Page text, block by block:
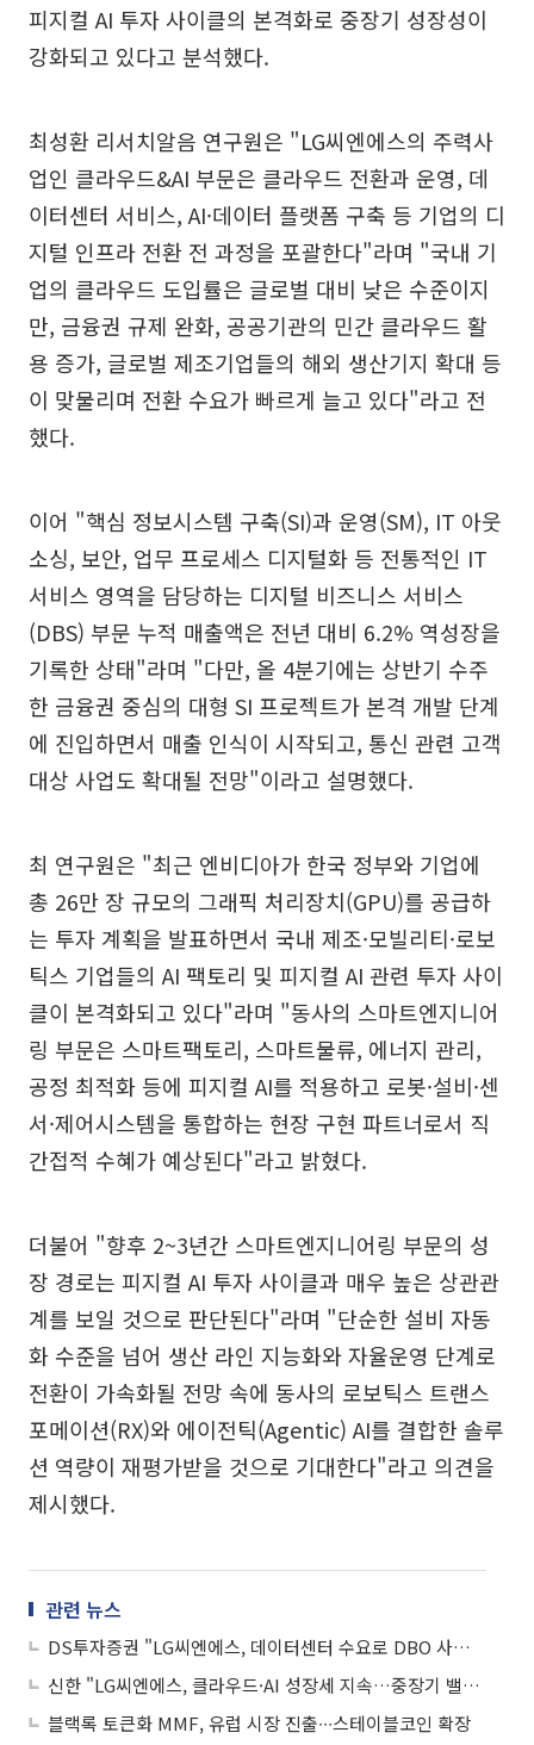
피지컬 AI 투자 사이클의 본격화로 중장기 성장성이
강화되고 있다고 분석했다.
최성환 리서치알음 연구원은 "LG씨엔에스의 주력사
업인 클라우드&AI 부문은 클라우드 전환과 운영, 데
이터센터 서비스, AI·데이터 플랫폼 구축 등 기업의 디
지털 인프라 전환 전 과정을 포괄한다"라며 "국내 기
업의 클라우드 도입률은 글로벌 대비 낮은 수준이지
만, 금융권 규제 완화, 공공기관의 민간 클라우드 활
용 증가, 글로벌 제조기업들의 해외 생산기지 확대 등
이 맞물리며 전환 수요가 빠르게 늘고 있다"라고 전
했다.
이어 "핵심 정보시스템 구축(SI)과 운영(SM), IT 아웃
소싱, 보안, 업무 프로세스 디지털화 등 전통적인 IT
서비스 영역을 담당하는 디지털 비즈니스 서비스
(DBS) 부문 누적 매출액은 전년 대비 6.2% 역성장을
기록한 상태"라며 "다만, 올 4분기에는 상반기 수주
한 금융권 중심의 대형 SI 프로젝트가 본격 개발 단계
에 진입하면서 매출 인식이 시작되고, 통신 관련 고객
대상 사업도 확대될 전망"이라고 설명했다.
최 연구원은 "최근 엔비디아가 한국 정부와 기업에
총 26만 장 규모의 그래픽 처리장치(GPU)를 공급하
는 투자 계획을 발표하면서 국내 제조·모빌리티·로보
틱스 기업들의 AI 팩토리 및 피지컬 AI 관련 투자 사이
클이 본격화되고 있다"라며 "동사의 스마트엔지니어
링 부문은 스마트팩토리, 스마트물류, 에너지 관리,
공정 최적화 등에 피지컬 AI를 적용하고 로봇·설비·센
서·제어시스템을 통합하는 현장 구현 파트너로서 직
간접적 수혜가 예상된다"라고 밝혔다.
더불어 "향후 2~3년간 스마트엔지니어링 부문의 성
장 경로는 피지컬 AI 투자 사이클과 매우 높은 상관관
계를 보일 것으로 판단된다"라며 "단순한 설비 자동
화 수준을 넘어 생산 라인 지능화와 자율운영 단계로
전환이 가속화될 전망 속에 동사의 로보틱스 트랜스
포메이션(RX)와 에이전틱(Agentic) AI를 결합한 솔루
션 역량이 재평가받을 것으로 기대한다"라고 의견을
제시했다.
관련 뉴스
DS투자증권 "LG씨엔에스, 데이터센터 수요로 DBO 사업 급성장"
신한 "LG씨엔에스, 클라우드·AI 성장세 지속…중장기 밸류 재평가 여력 충분"
블랙록 토큰화 MMF, 유럽 시장 진출∙∙∙스테이블코인 확장